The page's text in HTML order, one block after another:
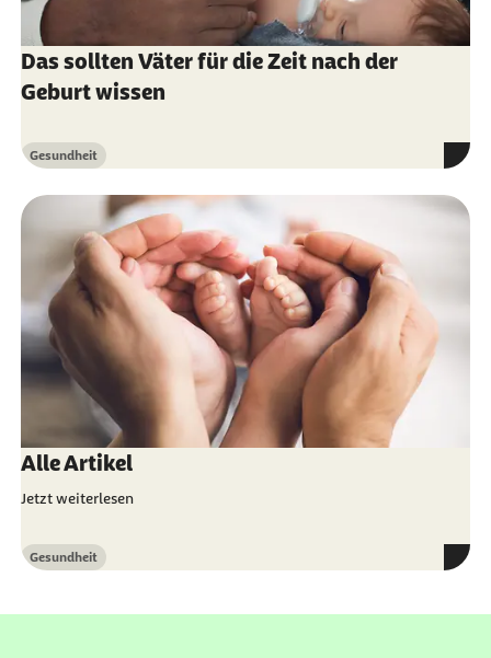
Das sollten Väter für die Zeit nach der
Geburt wissen
Kategorie
Gesundheit
Alle Artikel
Jetzt weiterlesen
Kategorie
Gesundheit